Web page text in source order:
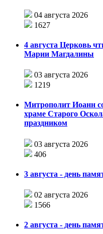
04 августа 2026
1627
4 августа Церковь
Марии Магдалины
03 августа 2026
1219
Митрополит Иоанн
храме Старого
праздником
03 августа 2026
406
3 августа - день
02 августа 2026
1566
2 августа - день